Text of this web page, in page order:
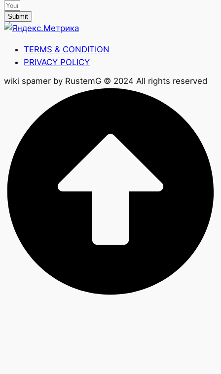
Submit
TERMS & CONDITION
PRIVACY POLICY
wiki spamer by RustemG © 2024 All rights reserved